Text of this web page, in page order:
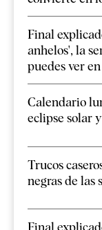
Final
anhelos', la
puedes ver
Calendario
eclipse solar
Trucos
negras de las
Final